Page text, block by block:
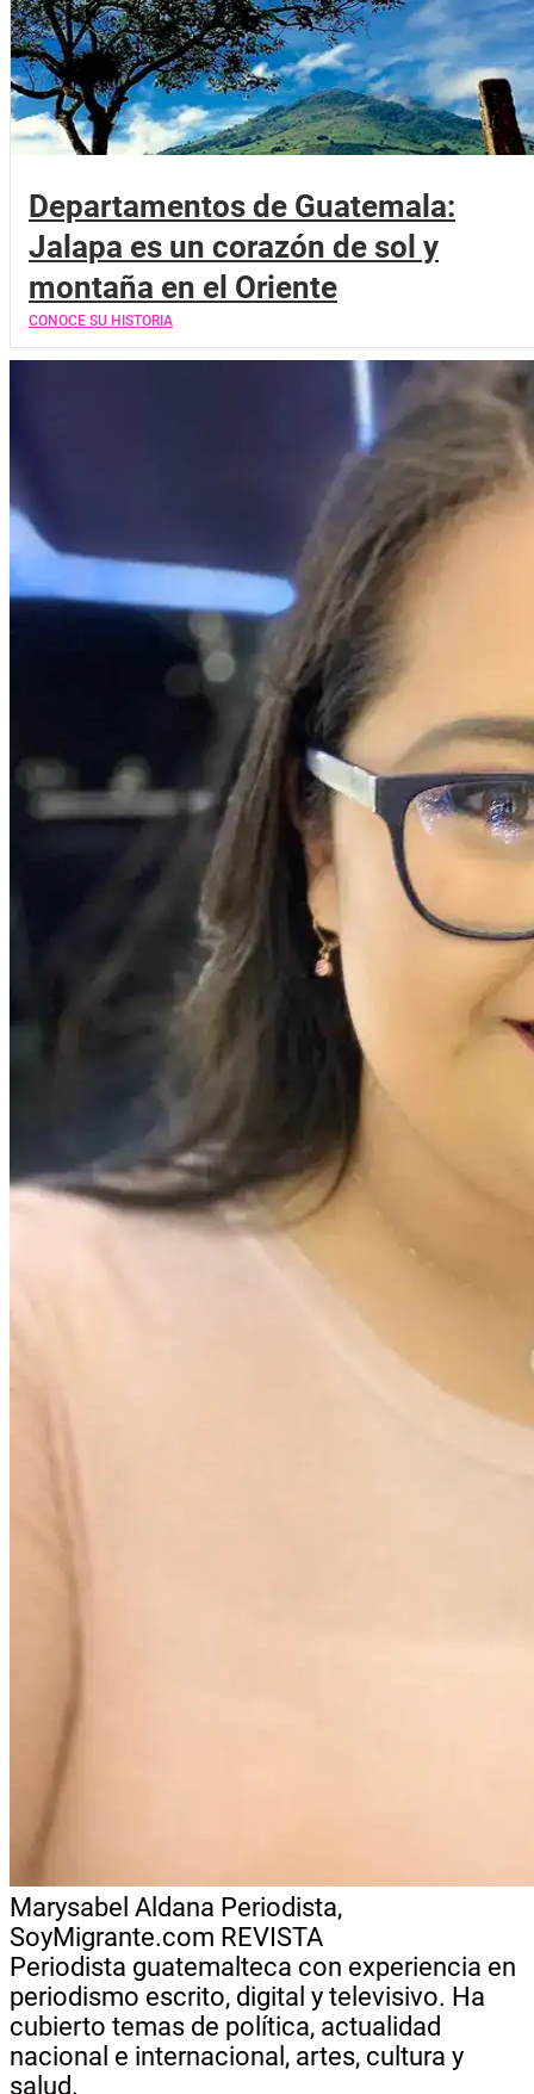
Departamentos de Guatemala:
Jalapa es un corazón de sol y
montaña en el Oriente
CONOCE SU HISTORIA
Marysabel Aldana Periodista,
SoyMigrante.com REVISTA
Periodista guatemalteca con experiencia en
periodismo escrito, digital y televisivo. Ha
cubierto temas de política, actualidad
nacional e internacional, artes, cultura y
salud.